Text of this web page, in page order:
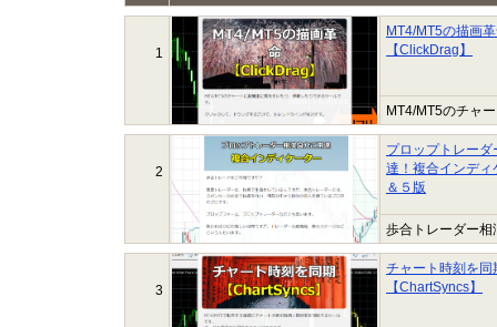
1
MT4/MT5の描画
【ClickDrag】
MT4/MT5のチャ
2
プロップトレー
達！複合インディ
＆５版
歩合トレーダー
ーです。
3
チャート時刻を同
【ChartSyncs】